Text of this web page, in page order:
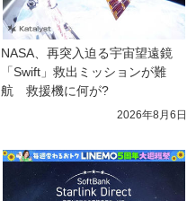
NASA、再突入迫る宇宙望遠鏡
「Swift」救出ミッションが難
航　救援機に何が?
2026年8月6日